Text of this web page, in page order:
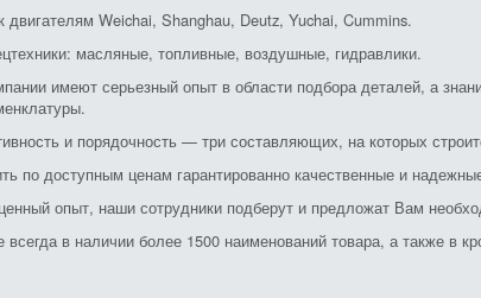
двигателям Weichai, Shanghau, Deutz, Yuchai, Cummins.
масляные, топливные, воздушные, гидравлики.
имеют серьезный опыт в области подбора деталей, а
и порядочность — три составляющих, на которых
по доступным ценам гарантированно качественные и
опыт, наши сотрудники подберут и предложат Вам
в наличии более 1500 наименований товара, а также в